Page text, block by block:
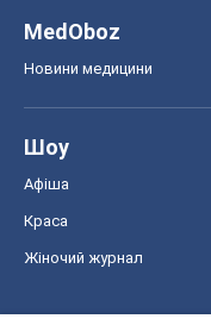
MedOboz
Новини медицини
Шоу
Афіша
Краса
Жіночий журнал